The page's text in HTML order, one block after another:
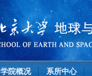
学院概况 系所中心